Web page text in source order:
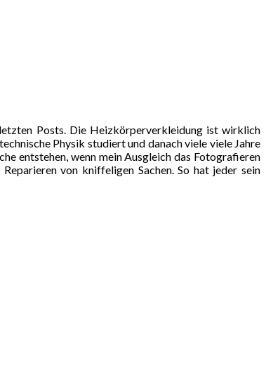
Posts. Die Heizkörperverkleidung ist wirklich
Physik studiert und danach viele viele Jahre
entstehen, wenn mein Ausgleich das Fotografieren
von kniffeligen Sachen. So hat jeder sein